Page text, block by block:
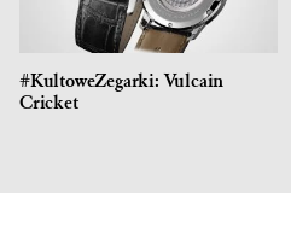
#KultoweZegarki: Vulcain
Cricket